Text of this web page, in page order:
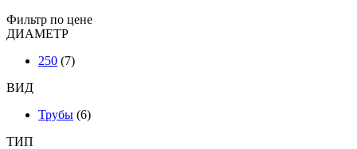
Фильтр по цене
ДИАМЕТР
250 (7)
ВИД
Трубы (6)
ТИП